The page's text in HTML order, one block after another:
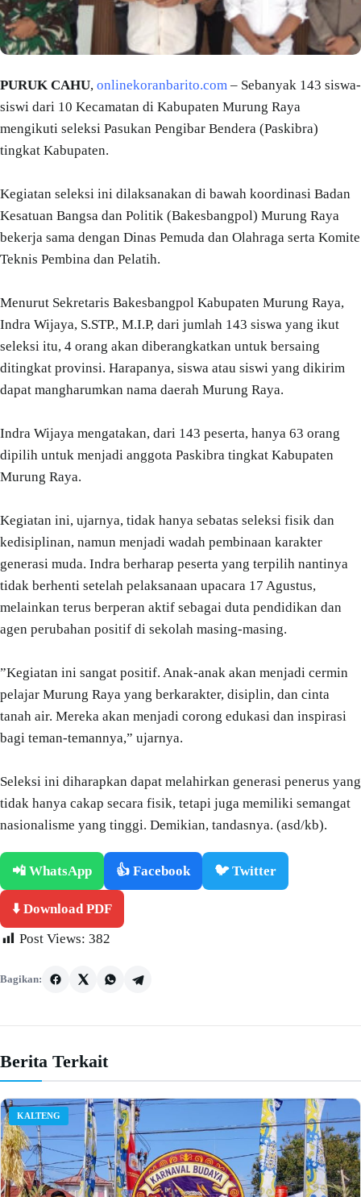
PURUK CAHU,‎ onlinekoranbarito.com – Sebanyak 143 siswa-
siswi dari 10 Kecamatan di Kabupaten Murung Raya
mengikuti seleksi Pasukan Pengibar Bendera (Paskibra)
tingkat Kabupaten.
Kegiatan seleksi ini dilaksanakan di bawah koordinasi Badan
Kesatuan Bangsa dan Politik (Bakesbangpol) Murung Raya
bekerja sama dengan Dinas Pemuda dan Olahraga serta Komite
Teknis Pembina dan Pelatih.
Menurut Sekretaris Bakesbangpol Kabupaten Murung Raya,
Indra Wijaya, S.STP., M.I.P, dari jumlah 143 siswa yang ikut
seleksi itu, 4 orang akan diberangkatkan untuk bersaing
ditingkat provinsi. Harapanya, siswa atau siswi yang dikirim
dapat mangharumkan nama daerah Murung Raya.
Indra Wijaya mengatakan, dari 143 peserta, hanya 63 orang
dipilih untuk menjadi anggota Paskibra tingkat Kabupaten
Murung Raya.
‎Kegiatan ini, ujarnya, tidak hanya sebatas seleksi fisik dan
kedisiplinan, namun menjadi wadah pembinaan karakter
generasi muda. Indra berharap peserta yang terpilih nantinya
tidak berhenti setelah pelaksanaan upacara 17 Agustus,
melainkan terus berperan aktif sebagai duta pendidikan dan
agen perubahan positif di sekolah masing-masing.
‎”Kegiatan ini sangat positif. Anak-anak akan menjadi cermin
pelajar Murung Raya yang berkarakter, disiplin, dan cinta
tanah air. Mereka akan menjadi corong edukasi dan inspirasi
bagi teman-temannya,” ujarnya.
Seleksi ini diharapkan dapat melahirkan generasi penerus yang
tidak hanya cakap secara fisik, tetapi juga memiliki semangat
nasionalisme yang tinggi. Demikian, tandasnya. (asd/kb).
📲 WhatsApp 👍 Facebook 🐦 Twitter
⬇️ Download PDF
Post Views: 382
Bagikan:
Berita Terkait
KALTENG